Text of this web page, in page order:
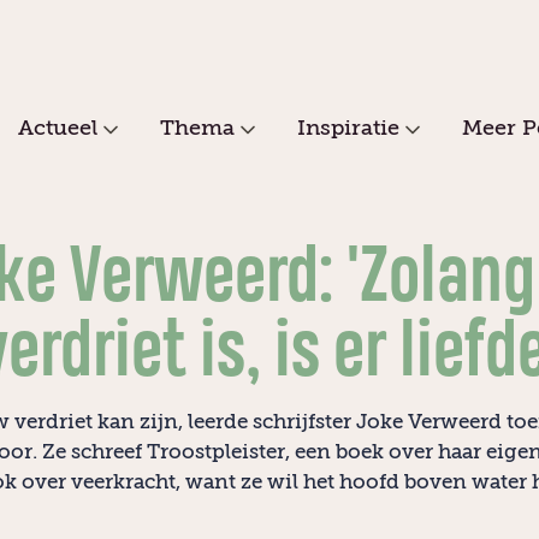
Actueel Thema Inspiratie Meer
Verweerd:
is, is er
verdriet kan zijn, leerde schrijfster Joke Verweerd
Ze schreef Troostpleister, een boek over haar
over veerkracht, want ze wil het hoofd boven water